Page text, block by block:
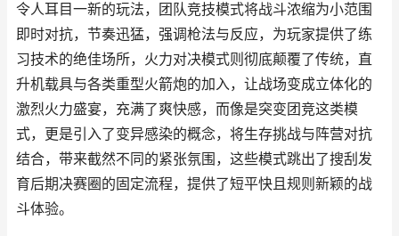
令人耳目一新的玩法，团队竞技模式将战斗浓缩为小范围
即时对抗，节奏迅猛，强调枪法与反应，为玩家提供了练
习技术的绝佳场所，火力对决模式则彻底颠覆了传统，直
升机载具与各类重型火箭炮的加入，让战场变成立体化的
激烈火力盛宴，充满了爽快感，而像是突变团竞这类模
式，更是引入了变异感染的概念，将生存挑战与阵营对抗
结合，带来截然不同的紧张氛围，这些模式跳出了搜刮发
育后期决赛圈的固定流程，提供了短平快且规则新颖的战
斗体验。